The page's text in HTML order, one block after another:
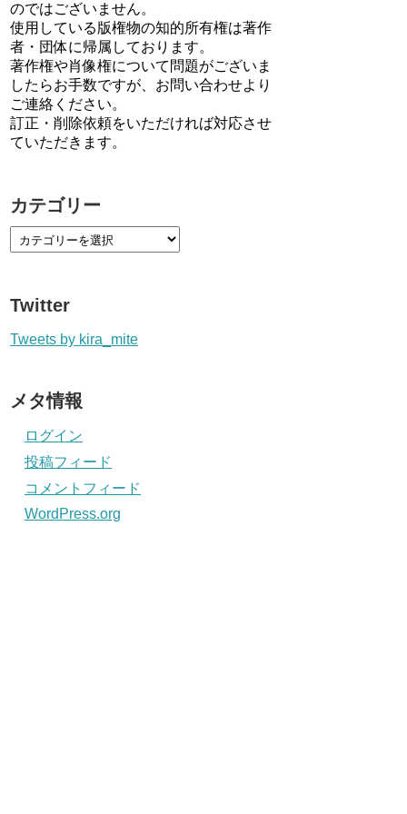
のではございません。
使用している版権物の知的所有権は著作
者・団体に帰属しております。
著作権や肖像権について問題がございま
したらお手数ですが、お問い合わせより
ご連絡ください。
訂正・削除依頼をいただければ対応させ
ていただきます。
カテゴリー
Twitter
Tweets by kira_mite
メタ情報
ログイン
投稿フィード
コメントフィード
WordPress.org